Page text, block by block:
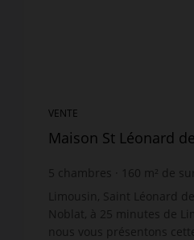
VENTE
Maison St Léonard
5 chambres 160 m² de
512,5 €
prix / m²
Limousin, Saint Léonard
Noblat, à 25 minutes de
nous vous présentons